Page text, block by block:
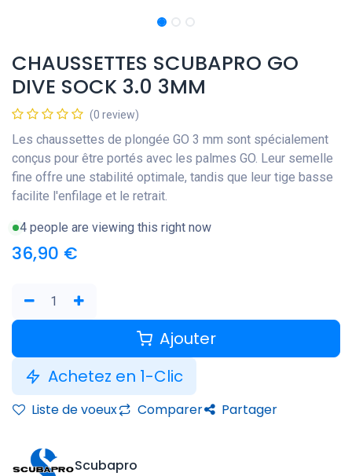
CHAUSSETTES SCUBAPRO GO
DIVE SOCK 3.0 3MM
(0 review)
Les chaussettes de plongée GO 3 mm sont spécialement
conçus pour être portés avec les palmes GO. Leur semelle
fine offre une stabilité optimale, tandis que leur tige basse
facilite l'enfilage et le retrait.
4 people are viewing this right now
36,90 €
Ajouter
Achetez en 1-Clic
Liste de voeux Comparer Partager
Scubapro